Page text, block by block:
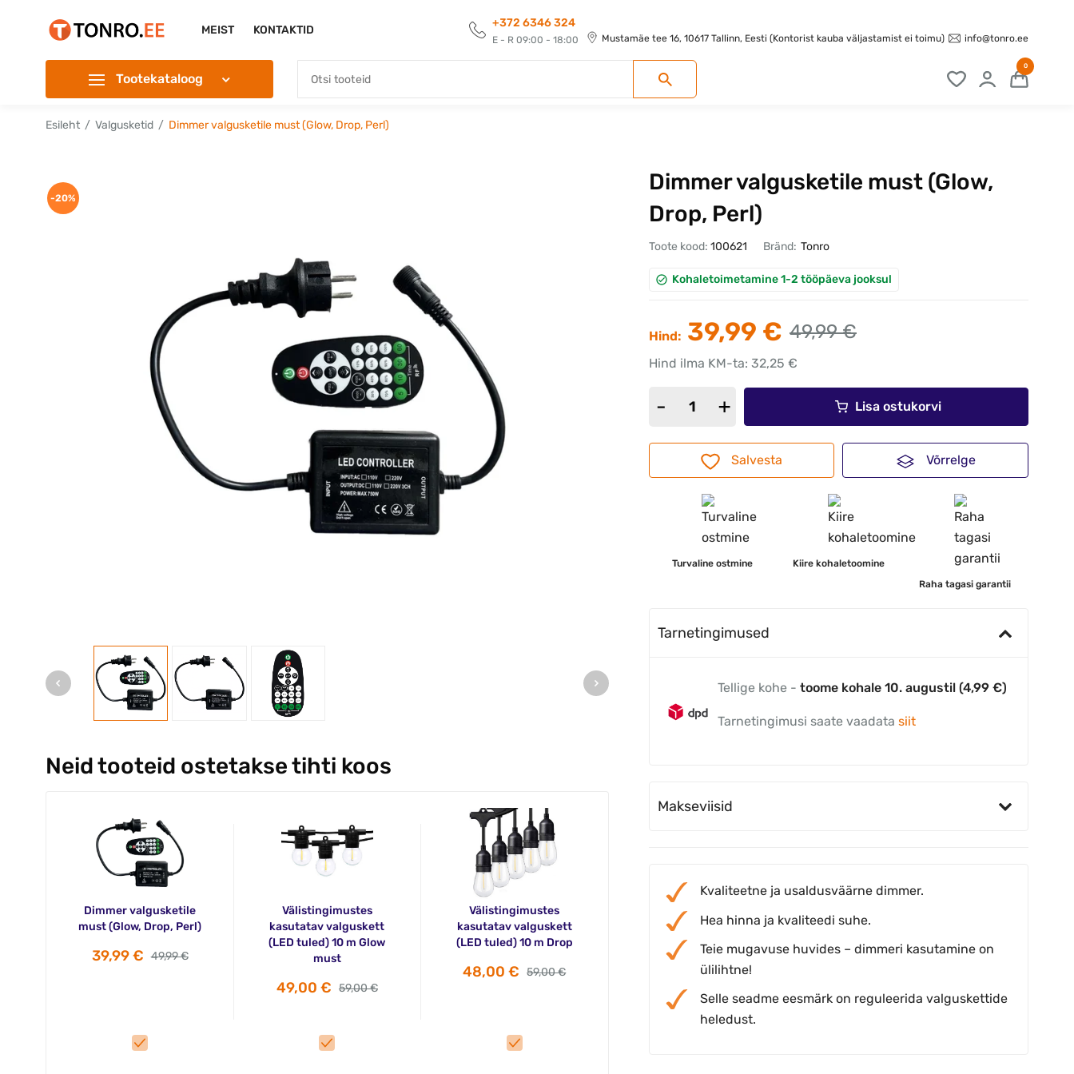
MEIST KONTAKTID
+372 6346 324
E - R 09:00 - 18:00 Mustamäe tee 16, 10617 Tallinn, Eesti (Kontorist kauba väljastamist ei toimu) info@tonro.ee
Tootekataloog
0
Esileht Valgusketid Dimmer valgusketile must (Glow, Drop, Perl)
-20%
Neid tooteid ostetakse tihti koos
Dimmer valgusketile
must (Glow, Drop, Perl)
39,99 € 49,99 €
Välistingimustes
kasutatav valguskett
(LED tuled) 10 m Glow
must
49,00 € 59,00 €
Välistingimustes
kasutatav valguskett
(LED tuled) 10 m Drop
48,00 € 59,00 €
Dimmer valgusketile must (Glow,
Drop, Perl)
Toote kood: 100621 Bränd: Tonro
Kohaletoimetamine 1-2 tööpäeva jooksul
Hind: 39,99 € 49,99 €
Hind ilma KM-ta: 32,25 €
Lisa ostukorvi
Salvesta Võrrelge
Turvaline ostmine
Kiire kohaletoomine
Raha tagasi garantii
Tarnetingimused
Tellige kohe -toome kohale 10. augustil (4,99 €)
Tarnetingimusi saate vaadatasiit
Makseviisid
Kvaliteetne ja usaldusväärne dimmer.
Hea hinna ja kvaliteedi suhe.
Teie mugavuse huvides – dimmeri kasutamine on
ülilihtne!
Selle seadme eesmärk on reguleerida valguskettide
heledust.